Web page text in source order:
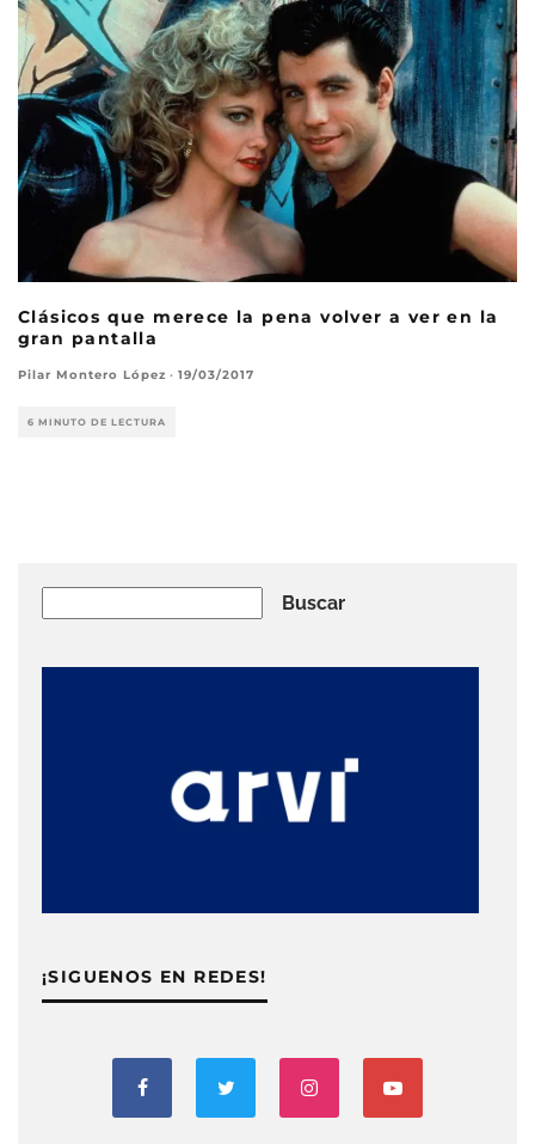
Clásicos que merece la pena volver a ver en la
gran pantalla
Pilar Montero López · 19/03/2017
6 MINUTO DE LECTURA
Buscar
¡SIGUENOS EN REDES!